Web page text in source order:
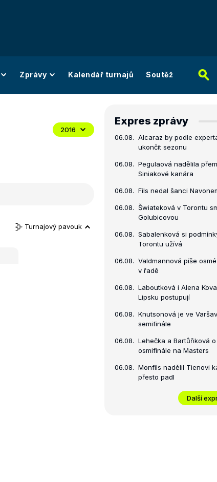
Zprávy Kalendář turnajů Soutěž
2016
Turnajový pavouk
Expres zprávy
06.08. Alcaraz by podle
ukončit sezonu
06.08. Pegulaová nadělila
Siniakové kanára
06.08. Fils nedal šanci
06.08. Šwiateková v Torontu
Golubicovou
06.08. Sabalenková si
Torontu užívá
06.08. Valdmannová píše
v řadě
06.08. Laboutková i Alena
Lipsku postupují
06.08. Knutsonová je ve
semifinále
06.08. Lehečka a Bartůňková o
osmifinále na Masters
06.08. Monfils nadělil Tienovi
přesto padl
Další